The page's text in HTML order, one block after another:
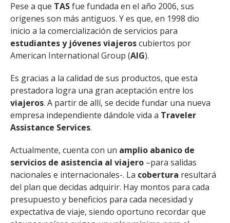
Pese a que TASfue fundada en el año 2006, sus
orígenes son más antiguos. Y es que, en 1998 dio
inicio a la comercialización de servicios para
estudiantes y jóvenes viajeroscubiertos por
American International Group (AIG).
Es gracias a la calidad de sus productos, que esta
prestadora logra una gran aceptación entre los
viajeros. A partir de allí, se decide fundar una nueva
empresa independiente dándole vida a Traveler
Assistance Services.
Actualmente, cuenta con un amplio abanico de
servicios de asistencia al viajero –para salidas
nacionales e internacionales-. La cobertura resultará
del plan que decidas adquirir. Hay montos para cada
presupuesto y beneficios para cada necesidad y
expectativa de viaje, siendo oportuno recordar que